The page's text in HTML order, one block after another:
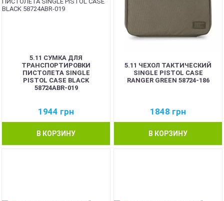
5.11 СУМКА ДЛЯ
ТРАНСПОРТИРОВКИ
ПИСТОЛЕТА SINGLE
PISTOL CASE BLACK
58724ABR-019
1944 грн
В КОРЗИНУ
5.11 ЧЕХОЛ ТАКТИЧЕСКИЙ
SINGLE PISTOL CASE
RANGER GREEN 58724-186
1848 грн
В КОРЗИНУ